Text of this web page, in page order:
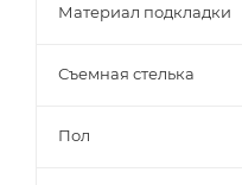
Материал подкладки
Съемная стелька
Пол